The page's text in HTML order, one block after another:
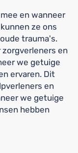
en wanneer
ze ons
trauma's.
en
we getuige
ervaren. Dit
en
we getuige
hebben